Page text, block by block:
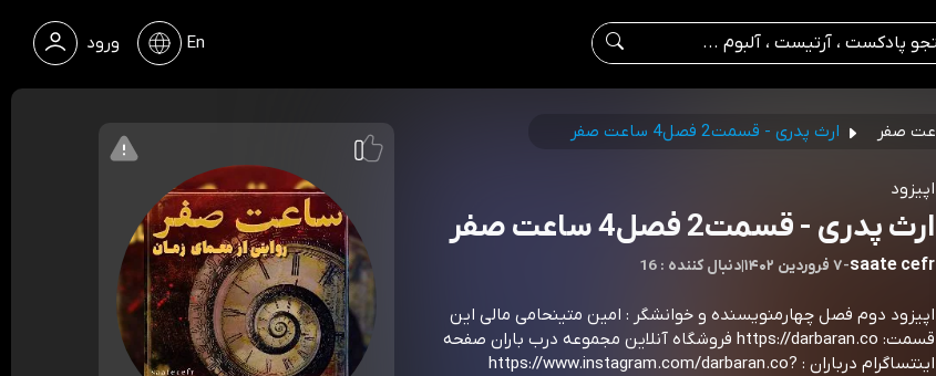
ورود En
ارث پدری - قسمت2 فصل4 ساعت صفر
اپیزود
ارث پدری - قسمت2 فصل4 ساعت صفر
saate cefr
-۷ فروردین ۱۴۰۲ |16 : دنبال کننده
اپیزود دوم فصل چهارمنویسنده و خوانشگر : امین متینحامی مالی این
قسمت: https://darbaran.co فروشگاه آنلاین مجموعه درب باران صفحه
اینتساگرام درباران : https://www.instagram.com/darbaran.co?